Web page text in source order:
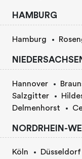
HAMBURG
Hamburg
Hannover
Salzgitter
Delmenhorst
NORDRHEIN-
Köln Düsseldorf